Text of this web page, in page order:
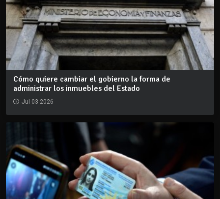
Cómo quiere cambiar el gobierno la forma de
administrar los inmuebles del Estado
Jul 03 2026